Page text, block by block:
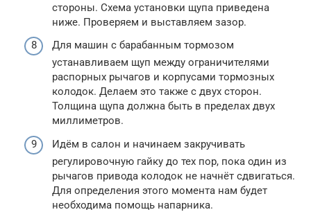
стороны. Схема установки щупа приведена
ниже. Проверяем и выставляем зазор.
Для машин с барабанным тормозом
устанавливаем щуп между ограничителями
распорных рычагов и корпусами тормозных
колодок. Делаем это также с двух сторон.
Толщина щупа должна быть в пределах двух
миллиметров.
Идём в салон и начинаем закручивать
регулировочную гайку до тех пор, пока один из
рычагов привода колодок не начнёт сдвигаться.
Для определения этого момента нам будет
необходима помощь напарника.